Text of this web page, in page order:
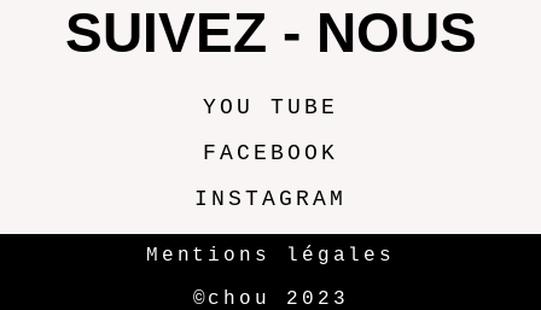
SUIVEZ - NOUS
YOU TUBE
FACEBOOK
INSTAGRAM
Mentions légales
©chou 2023